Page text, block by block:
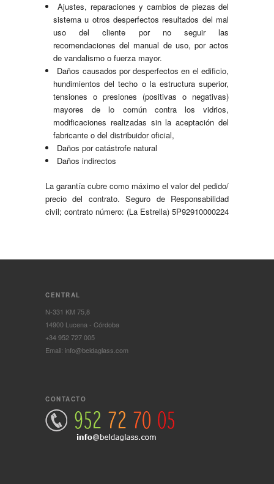
Ajustes, reparaciones y cambios de piezas del
sistema u otros desperfectos resultados del mal
uso del cliente por no seguir las
recomendaciones del manual de uso, por actos
de vandalismo o fuerza mayor.
Daños causados por desperfectos en el edificio,
hundimientos del techo o la estructura superior,
tensiones o presiones (positivas o negativas)
mayores de lo común contra los vidrios,
modificaciones realizadas sin la aceptación del
fabricante o del distribuidor oficial,
Daños por catástrofe natural
Daños indirectos
La garantía cubre como máximo el valor del pedido/
precio del contrato. Seguro de Responsabilidad
civil; contrato número: (La Estrella) 5P92910000224
CENTRAL
N-331 KM 75,8
14900 Lucena - Córdoba
+34 952 727 005
Email: info@beldaglass.com
CONTACTO